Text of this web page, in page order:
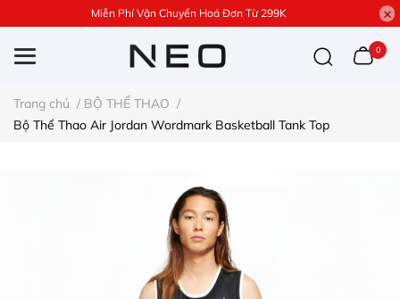
Miễn Phí Vận Chuyển Hoá Đơn Từ 299K
0
Trang chủ / BỘ THỂ THAO /
Bộ Thể Thao Air Jordan Wordmark Basketball Tank Top